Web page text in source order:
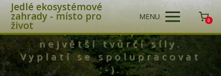
Jedlé ekosystémové
zahrady - místo pro
život
MENU 0
Láska, světlo, příroda -
největší tvůrčí síly.
Vyplatí se spolupracovat
:-).